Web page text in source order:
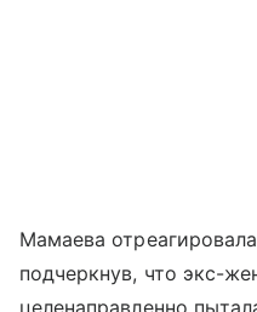
Мамаева
подчеркнув, что экс-
целенаправленно